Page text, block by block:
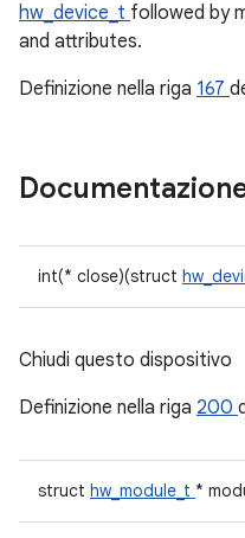
hw_device_t followed by
and attributes.
Definizione nella riga 167
int(* close)(struct
Chiudi questo dispositivo
Definizione nella riga 200
struct hw_module_t *